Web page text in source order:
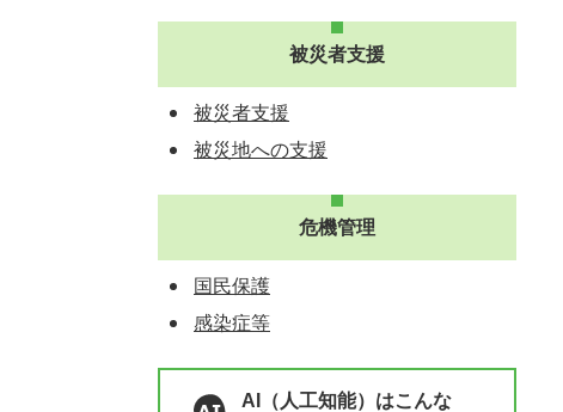
被災者支援
被災者支援
被災地への支援
危機管理
国民保護
感染症等
AI（人工知能）はこんな